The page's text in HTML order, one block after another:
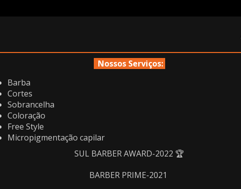
Nossos Serviços:
Barba
Cortes
Sobrancelha
Coloração
Free Style
Micropigmentação capilar
SUL BARBER AWARD-2022 🏆
BARBER PRIME-2021